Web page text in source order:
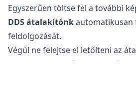
Egyszerűen töltse fel a további
DDS átalakítónkautomatikusan
feldolgozását.
Végül ne felejtse el letölteni az
amelyek most már optimalizálva